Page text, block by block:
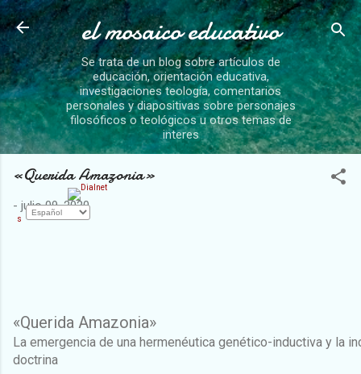
Ir al contenido
el mosaico educativo
Se trata de un blog sobre artículos de
educación, orientación educativa,
investigaciones teología, comentarios
personales y diapositivas sobre personajes
filosóficos o teológicos u otros temas de
interes
«Querida Amazonia»
- julio 09, 2020
s
«Querida Amazonia»
La emergencia de una hermenéutica genético-inductiva y la
doctrina